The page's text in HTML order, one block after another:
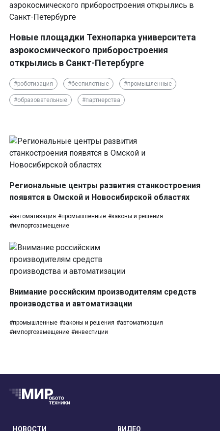
Новые площадки Технопарка университета
аэрокосмического приборостроения
открылись в Санкт-Петербурге
#роботизация #беспилотные #промышленные
#образовательные #партнерства
Региональные центры развития станкостроения
появятся в Омской и Новосибирской областях
#автоматизация #промышленные #законы и решения
#импортозамещение
Внимание российским производителям средств
производства и автоматизации
#промышленные #законы и решения #автоматизация
#импортозамещение #инвестиции
НОВОСТИ ВИДЕО